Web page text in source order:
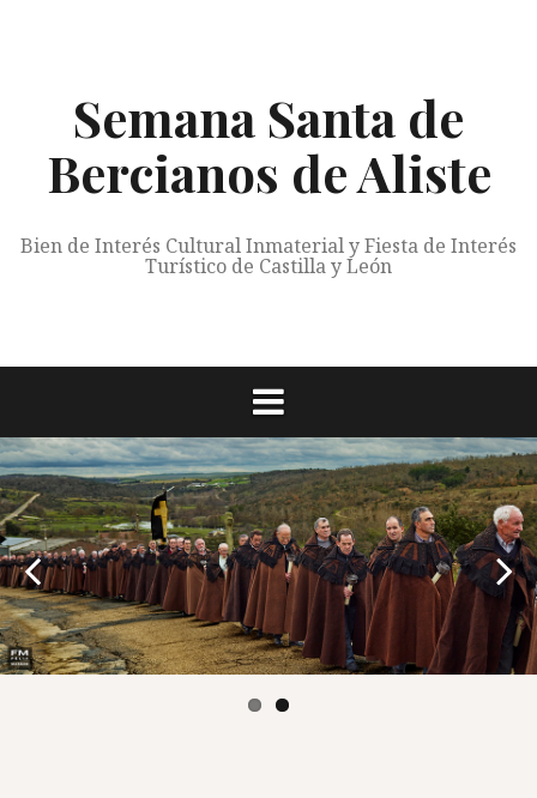
Semana Santa de
Bercianos de Aliste
Bien de Interés Cultural Inmaterial y Fiesta de Interés
Turístico de Castilla y León